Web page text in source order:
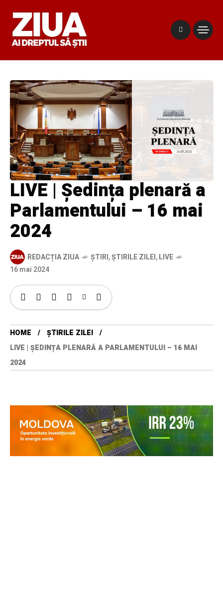
LIVE | Ședința plenară a
Parlamentului – 16 mai
2024
REDACȚIA ZIUA ȘTIRI,ȘTIRILE ZILEI,LIVE
16 mai 2024
HOME
ȘTIRILE ZILEI
LIVE | ȘEDINȚA PLENARĂ A PARLAMENTULUI – 16 MAI
2024